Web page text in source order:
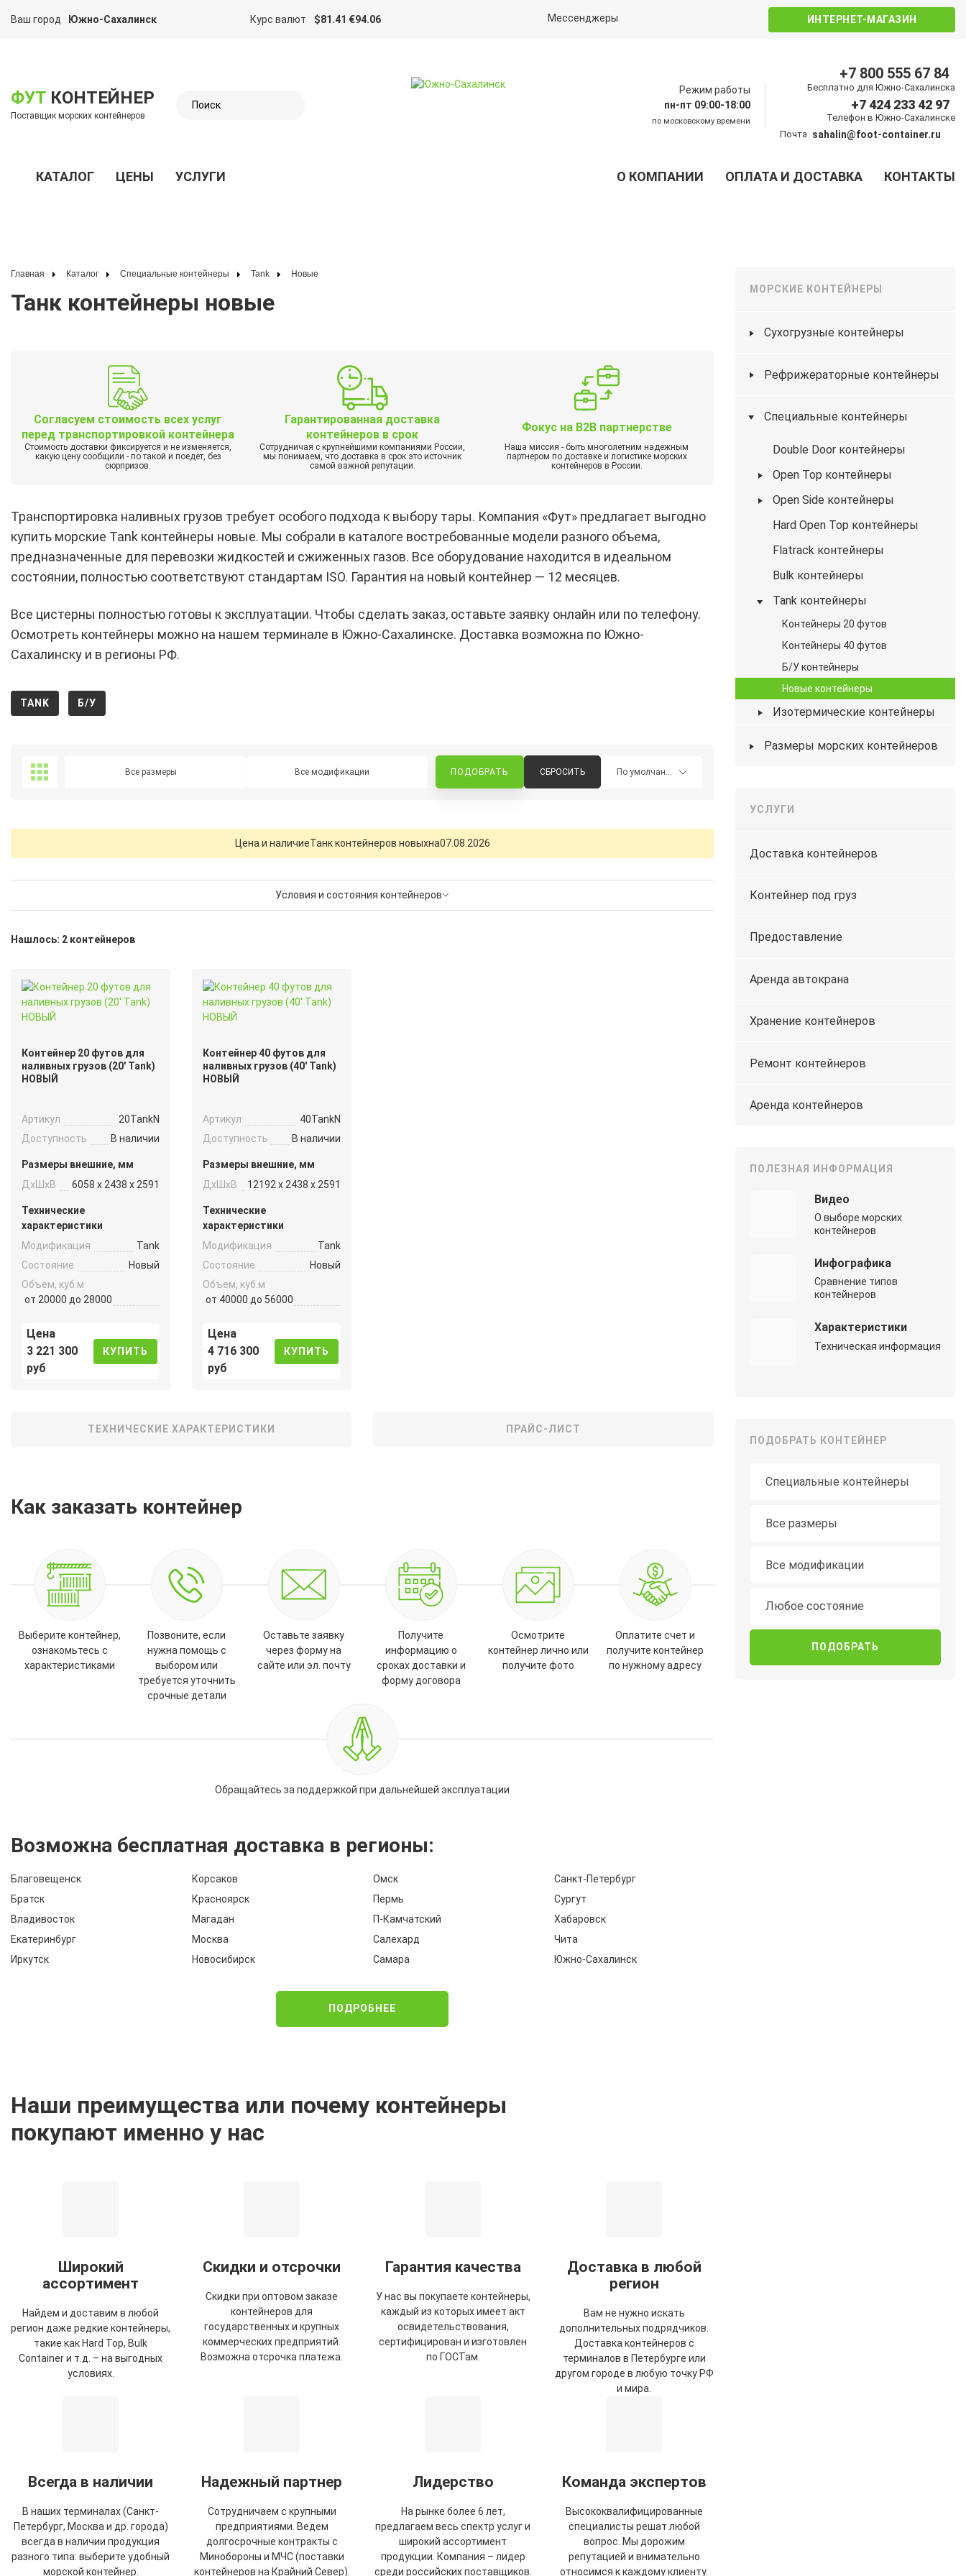
Ваш город Южно-Сахалинск Курс валют $81.41 €94.06 Мессенджеры ИНТЕРНЕТ-МАГАЗИН
ФУТ КОНТЕЙНЕР
Поставщик морских контейнеров
Режим работы
пн-пт 09:00-18:00
по московскому времени
Бесплатно для Южно-Сахалинска
+7 800 555 67 84
Телефон в Южно-Сахалинске
+7 424 233 42 97
Почта sahalin@foot-container.ru
КАТАЛОГ ЦЕНЫ УСЛУГИ О КОМПАНИИ ОПЛАТА И ДОСТАВКА КОНТАКТЫ
Главная Каталог Специальные контейнеры Tank Новые
Танк контейнеры новые
Согласуем стоимость всех услуг
перед транспортировкой контейнера
Стоимость доставки фиксируется и не изменяется,
какую цену сообщили - по такой и поедет, без
сюрпризов.
Гарантированная доставка
контейнеров в срок
Сотрудничая с крупнейшими компаниями России,
мы понимаем, что доставка в срок это источник
самой важной репутации.
Фокус на B2B партнерстве
Наша миссия - быть многолетним надежным
партнером по доставке и логистике морских
контейнеров в России.
Транспортировка наливных грузов требует особого подхода к выбору тары. Компания «Фут» предлагает выгодно
купить морские Tank контейнеры новые. Мы собрали в каталоге востребованные модели разного объема,
предназначенные для перевозки жидкостей и сжиженных газов. Все оборудование находится в идеальном
состоянии, полностью соответствуют стандартам ISO. Гарантия на новый контейнер — 12 месяцев.
Все цистерны полностью готовы к эксплуатации. Чтобы сделать заказ, оставьте заявку онлайн или по телефону.
Осмотреть контейнеры можно на нашем терминале в Южно-Сахалинске. Доставка возможна по Южно-
Сахалинску и в регионы РФ.
TANK Б/У
Все размеры Все модификации СБРОСИТЬ
Цена и наличиеТанк контейнеров новыхна07.08.2026
Условия и состояния контейнеров
Нашлось: 2 контейнеров
Контейнер 20 футов для
наливных грузов (20′ Tank)
НОВЫЙ
Артикул
20TankN
Доступность
В наличии
Размеры внешние, мм
ДxШxВ
6058 x 2438 x 2591
Технические
характеристики
Модификация
Tank
Состояние
Новый
Объем, куб.м
от 20000 до 28000
Цена
3 221 300
руб
КУПИТЬ
Контейнер 40 футов для
наливных грузов (40′ Tank)
НОВЫЙ
Артикул
40TankN
Доступность
В наличии
Размеры внешние, мм
ДxШxВ
12192 x 2438 x 2591
Технические
характеристики
Модификация
Tank
Состояние
Новый
Объем, куб.м
от 40000 до 56000
Цена
4 716 300
руб
КУПИТЬ
ТЕХНИЧЕСКИЕ ХАРАКТЕРИСТИКИ ПРАЙС-ЛИСТ
Как заказать контейнер
Выберите контейнер,
ознакомьтесь с
характеристиками
Позвоните, если
нужна помощь с
выбором или
требуется уточнить
срочные детали
Оставьте заявку
через форму на
сайте или эл. почту
Получите
информацию о
сроках доставки и
форму договора
Осмотрите
контейнер лично или
получите фото
Оплатите счет и
получите контейнер
по нужному адресу
Обращайтесь за поддержкой при дальнейшей эксплуатации
Возможна бесплатная доставка в регионы:
Благовещенск
Братск
Владивосток
Екатеринбург
Иркутск
Корсаков
Красноярск
Магадан
Москва
Новосибирск
Омск
Пермь
П-Камчатский
Салехард
Самара
Санкт-Петербург
Сургут
Хабаровск
Чита
Южно-Сахалинск
ПОДРОБНЕЕ
Наши преимущества или почему контейнеры
покупают именно у нас
Широкий
ассортимент
Найдем и доставим в любой
регион даже редкие контейнеры,
такие как Hard Top, Bulk
Container и т.д. – на выгодных
условиях.
Скидки и отсрочки
Скидки при оптовом заказе
контейнеров для
государственных и крупных
коммерческих предприятий.
Возможна отсрочка платежа.
Гарантия качества
У нас вы покупаете контейнеры,
каждый из которых имеет акт
освидетельствования,
сертифицирован и изготовлен
по ГОСТам.
Доставка в любой
регион
Вам не нужно искать
дополнительных подрядчиков.
Доставка контейнеров с
терминалов в Петербурге или
другом городе в любую точку РФ
и мира.
Всегда в наличии
В наших терминалах (Санкт-
Петербург, Москва и др. города)
всегда в наличии продукция
разного типа: выберите удобный
морской контейнер.
Надежный партнер
Сотрудничаем с крупными
предприятиями. Ведем
долгосрочные контракты с
Минобороны и МЧС (поставки
контейнеров на Крайний Север).
Лидерство
На рынке более 6 лет,
предлагаем весь спектр услуг и
широкий ассортимент
продукции. Компания – лидер
среди российских поставщиков.
Команда экспертов
Высококвалифицированные
специалисты решат любой
вопрос. Мы дорожим
репутацией и внимательно
относимся к каждому клиенту.
МОРСКИЕ КОНТЕЙНЕРЫ
Сухогрузные контейнеры
Рефрижераторные контейнеры
Специальные контейнеры
Double Door контейнеры
Open Top контейнеры
Open Side контейнеры
Hard Open Top контейнеры
Flatrack контейнеры
Bulk контейнеры
Tank контейнеры
Контейнеры 20 футов
Контейнеры 40 футов
Б/У контейнеры
Новые контейнеры
Изотермические контейнеры
Размеры морских контейнеров
УСЛУГИ
Доставка контейнеров
Контейнер под груз
Предоставление
Аренда автокрана
Хранение контейнеров
Ремонт контейнеров
Аренда контейнеров
ПОЛЕЗНАЯ ИНФОРМАЦИЯ
Видео
О выборе морских
контейнеров
Инфографика
Сравнение типов
контейнеров
Характеристики
Техническая информация
ПОДОБРАТЬ КОНТЕЙНЕР
Все размеры
Все модификации
Любое состояние